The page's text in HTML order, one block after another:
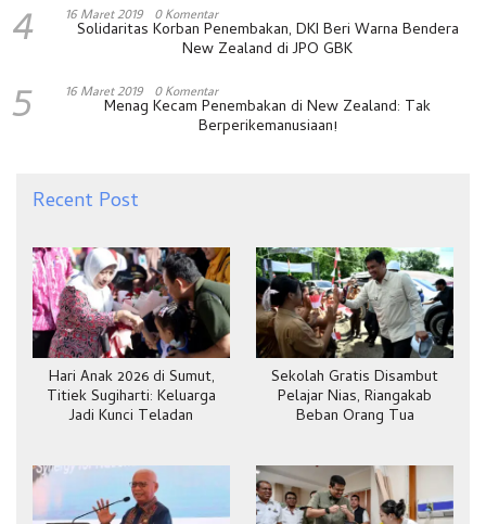
4 16 Maret 2019 0 Komentar
Solidaritas Korban Penembakan, DKI Beri Warna Bendera
New Zealand di JPO GBK
5 16 Maret 2019 0 Komentar
Menag Kecam Penembakan di New Zealand: Tak
Berperikemanusiaan!
Recent Post
Hari Anak 2026 di Sumut,
Titiek Sugiharti: Keluarga
Jadi Kunci Teladan
Sekolah Gratis Disambut
Pelajar Nias, Riangakab
Beban Orang Tua